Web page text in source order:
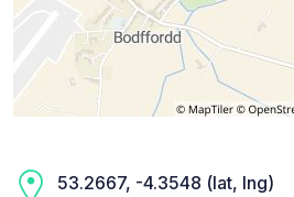
53.2667, -4.3548 (lat, lng)